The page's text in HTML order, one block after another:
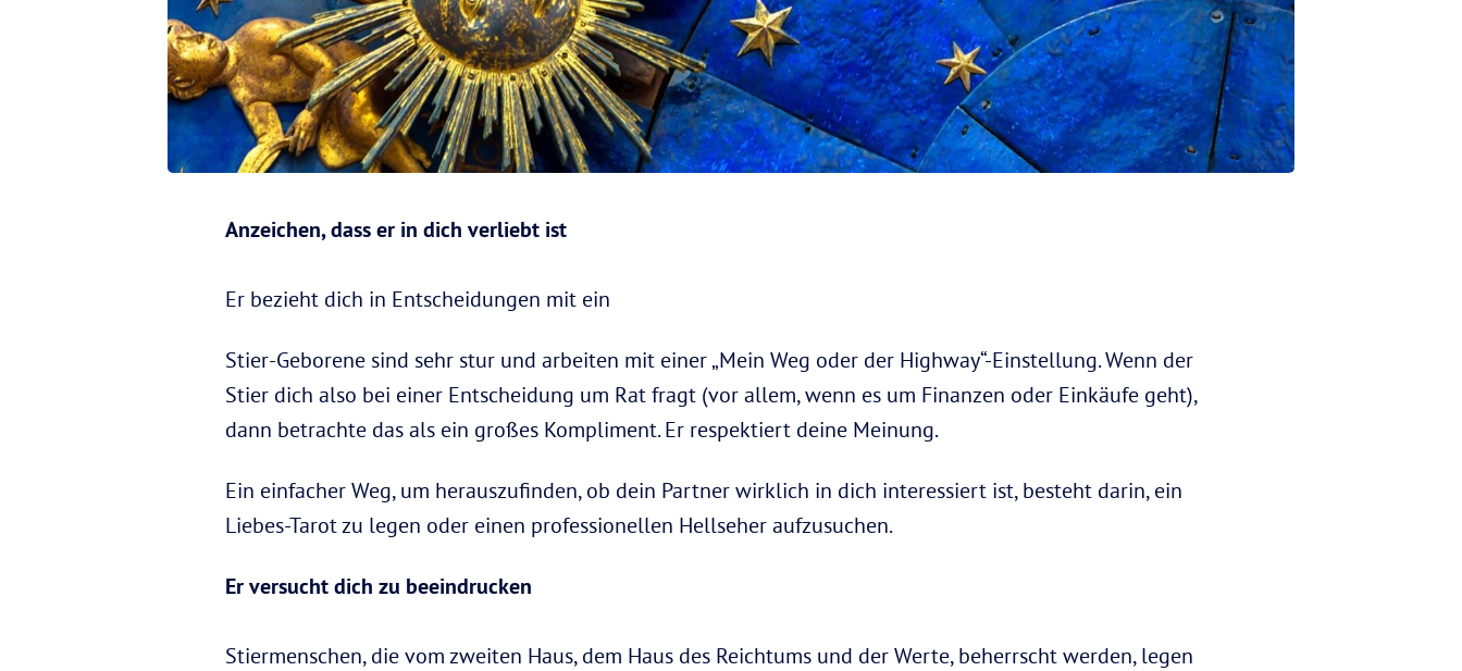
Anzeichen, dass er in dich verliebt ist
Er bezieht dich in Entscheidungen mit ein
Stier-Geborene sind sehr stur und arbeiten mit einer „Mein Weg oder der Highway“-Einstellung. Wenn der
Stier dich also bei einer Entscheidung um Rat fragt (vor allem, wenn es um Finanzen oder Einkäufe geht),
dann betrachte das als ein großes Kompliment. Er respektiert deine Meinung.
Ein einfacher Weg, um herauszufinden, ob dein Partner wirklich in dich interessiert ist, besteht darin, ein
Liebes-Tarot zu legen oder einen professionellen Hellseher aufzusuchen.
Er versucht dich zu beeindrucken
Stiermenschen, die vom zweiten Haus, dem Haus des Reichtums und der Werte, beherrscht werden, legen